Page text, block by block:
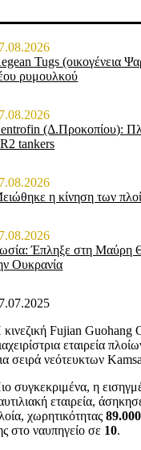
Tugs (οικογένεια
ρυμουλκού
(Δ.Προκοπίου):
tankers
η κίνηση των
Έπληξε στη Μαύρη
Ουκρανία
Fujian Guohang
εταιρεία
σειρά νεότευκτων
συγκεκριμένα, η
εταιρεία,
χωρητικότητας
στο ναυπηγείο σε 10.